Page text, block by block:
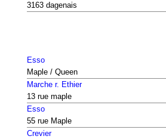
3163 dagenais
Esso
Maple / Queen
Marche r. Ethier
13 rue maple
Esso
55 rue Maple
Crevier